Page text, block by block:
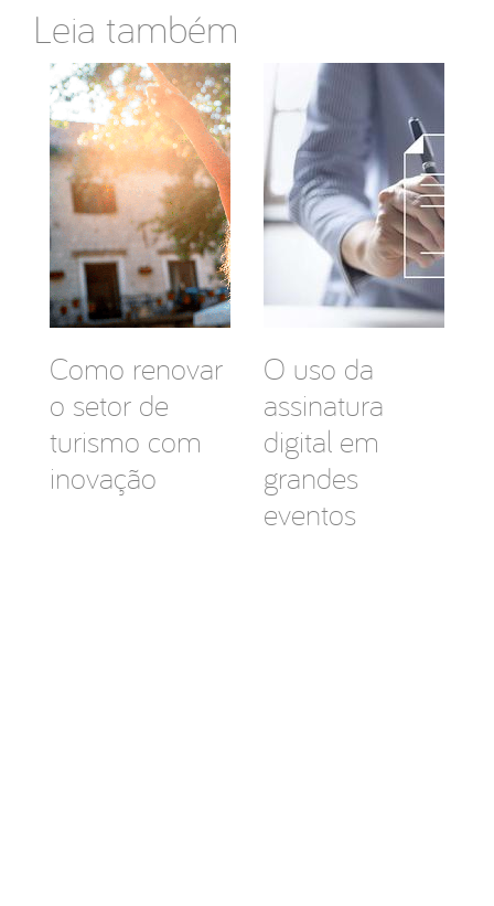
Leia também
Como renovar
o setor de
turismo com
inovação
O uso da
assinatura
digital em
grandes
eventos